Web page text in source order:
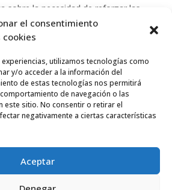
el consentimiento
cookies
utilizamos tecnologías como
y/o acceder a la información del
de estas tecnologías nos permitirá
de navegación o las
este sitio. No consentir o retirar el
negativamente a ciertas características
Aceptar
sobre la necesidad de reforzar las
garantizar derechos básicos en
en condiciones irregulares
el Observatorio de Derechos
advierten de posibles
concierto social de atención a la
de Fuerteventura
Sociales de Canarias